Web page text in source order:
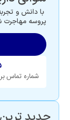
با دانش و
پروسه مهاجرت
شماره تماس